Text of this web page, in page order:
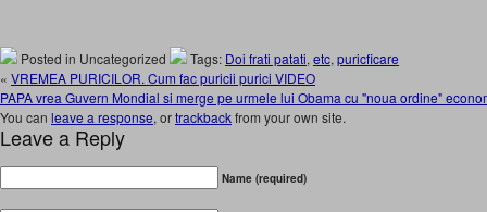
Posted in Uncategorized Tags: Doi frati patati, etc, puricficare
« VREMEA PURICILOR. Cum fac puricii purici VIDEO
PAPA vrea Guvern Mondial si merge pe urmele lui Obama cu "noua ordine"
You can leave a response, ortrackbackfrom your own site.
Leave a Reply
Name (required)